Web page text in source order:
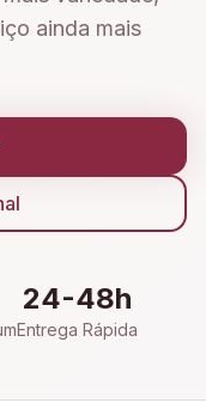
ainda mais
24-48h
Entrega Rápida